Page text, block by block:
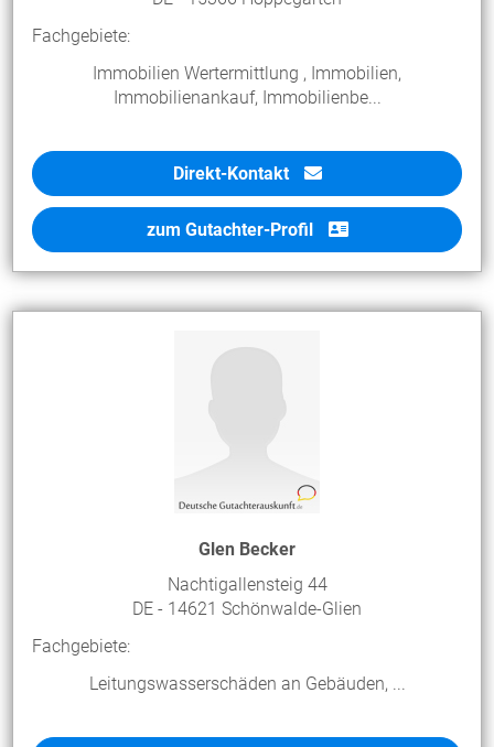
Fachgebiete:
Immobilien Wertermittlung , Immobilien,
Immobilienankauf, Immobilienbe...
Direkt-Kontakt
zum Gutachter-Profil
Glen Becker
Nachtigallensteig 44
DE - 14621 Schönwalde-Glien
Fachgebiete:
Leitungswasserschäden an Gebäuden, ...